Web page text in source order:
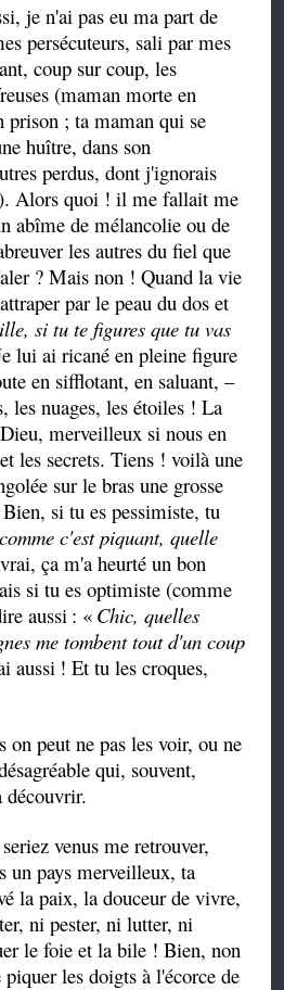
je n'ai pas eu ma part de
persécuteurs, sali par mes
coup sur coup, les
(maman morte en
prison ; ta maman qui se
huître, dans son
perdus, dont j'ignorais
Alors quoi ! il me fallait me
abîme de mélancolie ou de
les autres du fiel que
? Mais non ! Quand la vie
par le peau du dos et
si tu te figures que tu vas
lui ai ricané en pleine figure
en sifflotant, en saluant, –
les nuages, les étoiles ! La
merveilleux si nous en
les secrets. Tiens ! voilà une
sur le bras une grosse
si tu es pessimiste, tu
c'est piquant, quelle
ça m'a heurté un bon
si tu es optimiste (comme
aussi : « Chic, quelles
me tombent tout d'un coup
aussi ! Et tu les croques,
on peut ne pas les voir, ou ne
qui, souvent,
découvrir.
venus me retrouver,
un pays merveilleux, ta
la paix, la douceur de vivre,
ni pester, ni lutter, ni
le foie et la bile ! Bien, non
piquer les doigts à l'écorce de